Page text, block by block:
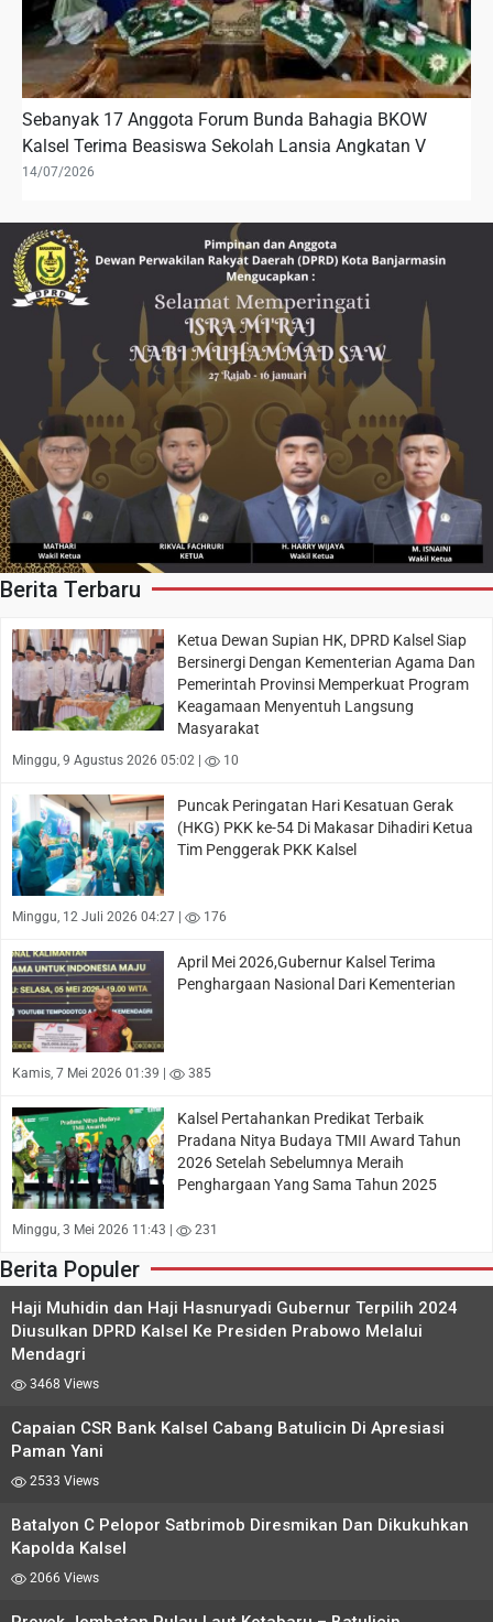
Sebanyak 17 Anggota Forum Bunda Bahagia BKOW
Kalsel Terima Beasiswa Sekolah Lansia Angkatan V
14/07/2026
Berita Terbaru
Ketua Dewan Supian HK, DPRD Kalsel Siap
Bersinergi Dengan Kementerian Agama Dan
Pemerintah Provinsi Memperkuat Program
Keagamaan Menyentuh Langsung
Masyarakat
Minggu, 9 Agustus 2026 05:02 | 10
Puncak Peringatan Hari Kesatuan Gerak
(HKG) PKK ke-54 Di Makasar Dihadiri Ketua
Tim Penggerak PKK Kalsel
Minggu, 12 Juli 2026 04:27 | 176
April Mei 2026,Gubernur Kalsel Terima
Penghargaan Nasional Dari Kementerian
Kamis, 7 Mei 2026 01:39 | 385
Kalsel Pertahankan Predikat Terbaik
Pradana Nitya Budaya TMII Award Tahun
2026 Setelah Sebelumnya Meraih
Penghargaan Yang Sama Tahun 2025
Minggu, 3 Mei 2026 11:43 | 231
Berita Populer
Haji Muhidin dan Haji Hasnuryadi Gubernur Terpilih 2024
Diusulkan DPRD Kalsel Ke Presiden Prabowo Melalui
Mendagri
3468 Views
Capaian CSR Bank Kalsel Cabang Batulicin Di Apresiasi
Paman Yani
2533 Views
Batalyon C Pelopor Satbrimob Diresmikan Dan Dikukuhkan
Kapolda Kalsel
2066 Views